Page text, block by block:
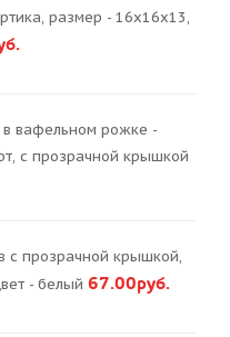
размер - 16х16х13,
вафельном рожке -
с прозрачной крышкой
с прозрачной крышкой,
- белый 67.00руб.